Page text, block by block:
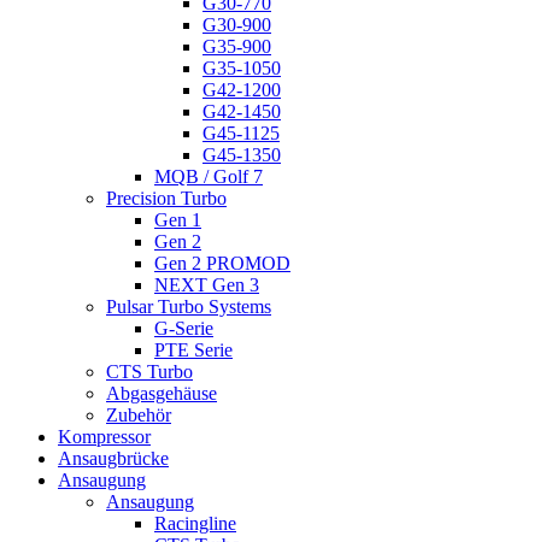
G30-900
G35-900
G35-1050
G42-1200
G42-1450
G45-1125
G45-1350
MQB / Golf 7
Precision Turbo
Gen 1
Gen 2
Gen 2 PROMOD
NEXT Gen 3
Pulsar Turbo Systems
G-Serie
PTE Serie
CTS Turbo
Abgasgehäuse
Zubehör
Kompressor
Ansaugbrücke
Ansaugung
Ansaugung
Racingline